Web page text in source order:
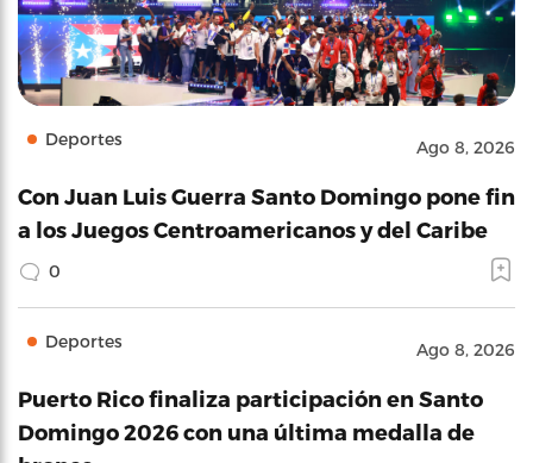
Deportes Ago 8, 2026
Con Juan Luis Guerra Santo Domingo pone fin
a los Juegos Centroamericanos y del Caribe
0
Deportes Ago 8, 2026
Puerto Rico finaliza participación en Santo
Domingo 2026 con una última medalla de